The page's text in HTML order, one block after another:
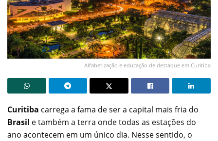
Alfabetização e educação de destaque em Curitiba
Curitiba carrega a fama de ser a capital mais fria do
Brasil e também a terra onde todas as estações do
ano acontecem em um único dia. Nesse sentido, o